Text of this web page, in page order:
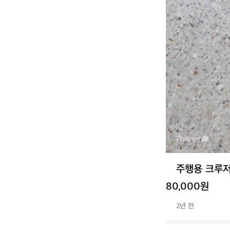
주행용 크루
80,000원
2년 전